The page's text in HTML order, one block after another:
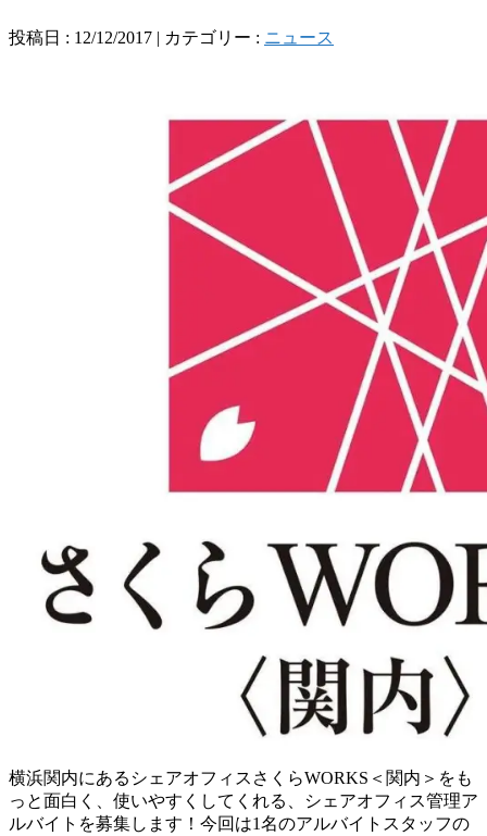
投稿日 : 12/12/2017 | カテゴリー : ニュース
横浜関内にあるシェアオフィスさくらWORKS＜関内＞をも
っと面白く、使いやすくしてくれる、シェアオフィス管理ア
ルバイトを募集します！今回は1名のアルバイトスタッフの